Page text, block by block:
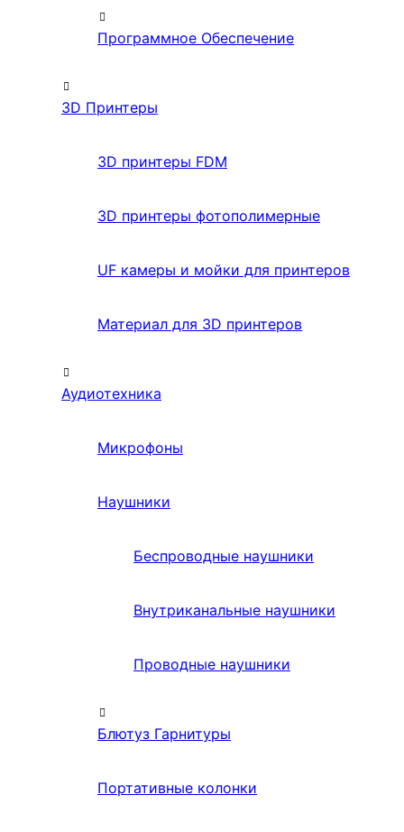
Программное Обеспечение
3D Принтеры
3D принтеры FDM
3D принтеры фотополимерные
UF камеры и мойки для принтеров
Материал для 3D принтеров
Аудиотехника
Микрофоны
Наушники
Беспроводные наушники
Внутриканальные наушники
Проводные наушники
Блютуз Гарнитуры
Портативные колонки